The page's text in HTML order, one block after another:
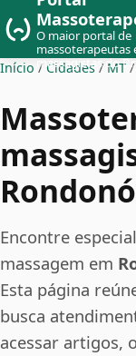
O maior portal de
massoterapeutas
massagistas do
Início / Cidades / MT /
Encontre
massagem em
Esta página
busca
acessar artigos,